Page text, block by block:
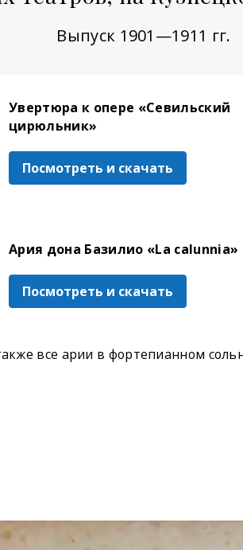
Выпуск 1901—1911 гг.
Увертюра к опере «Севильский
цирюльник»
Посмотреть и скачать
Ария дона Базилио «La calunnia»
Посмотреть и скачать
все арии в фортепианном